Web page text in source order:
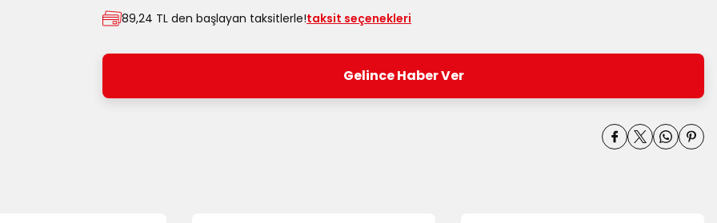
89,24 TL den başlayan taksitlerle!taksit seçenekleri
Gelince Haber Ver